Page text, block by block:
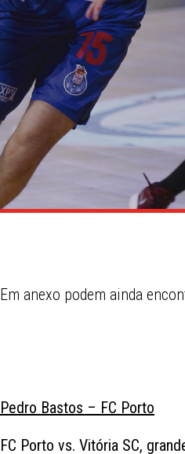
Em anexo podem ainda
Pedro Bastos – FC Porto
FC Porto vs. Vitória SC,